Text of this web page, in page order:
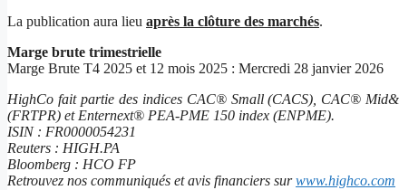
La publication aura lieu après la clôture des marchés.
Marge brute trimestrielle
Marge Brute T4 2025 et 12 mois 2025 : Mercredi 28 janvier 2026
HighCo fait partie des indices CAC® Small (CACS), CAC®
(FRTPR) et Enternext® PEA-PME 150 index (ENPME).
ISIN : FR0000054231
Reuters : HIGH.PA
Bloomberg : HCO FP
Retrouvez nos communiqués et avis financiers sur www.highco.com